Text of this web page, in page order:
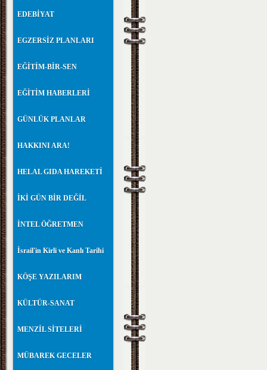
EDEBİYAT
EGZERSİZ PLANLARI
EĞİTİM-BİR-SEN
EĞİTİM HABERLERİ
GÜNLÜK PLANLAR
HAKKINI ARA!
HELAL GIDA HAREKETİ
İKİ GÜN BİR DEĞİL
İNTEL ÖĞRETMEN
İsrail'in Kirli ve Kanlı Tarihi
KÖŞE YAZILARIM
KÜLTÜR-SANAT
MENZİL SİTELERİ
MÜBAREK GECELER